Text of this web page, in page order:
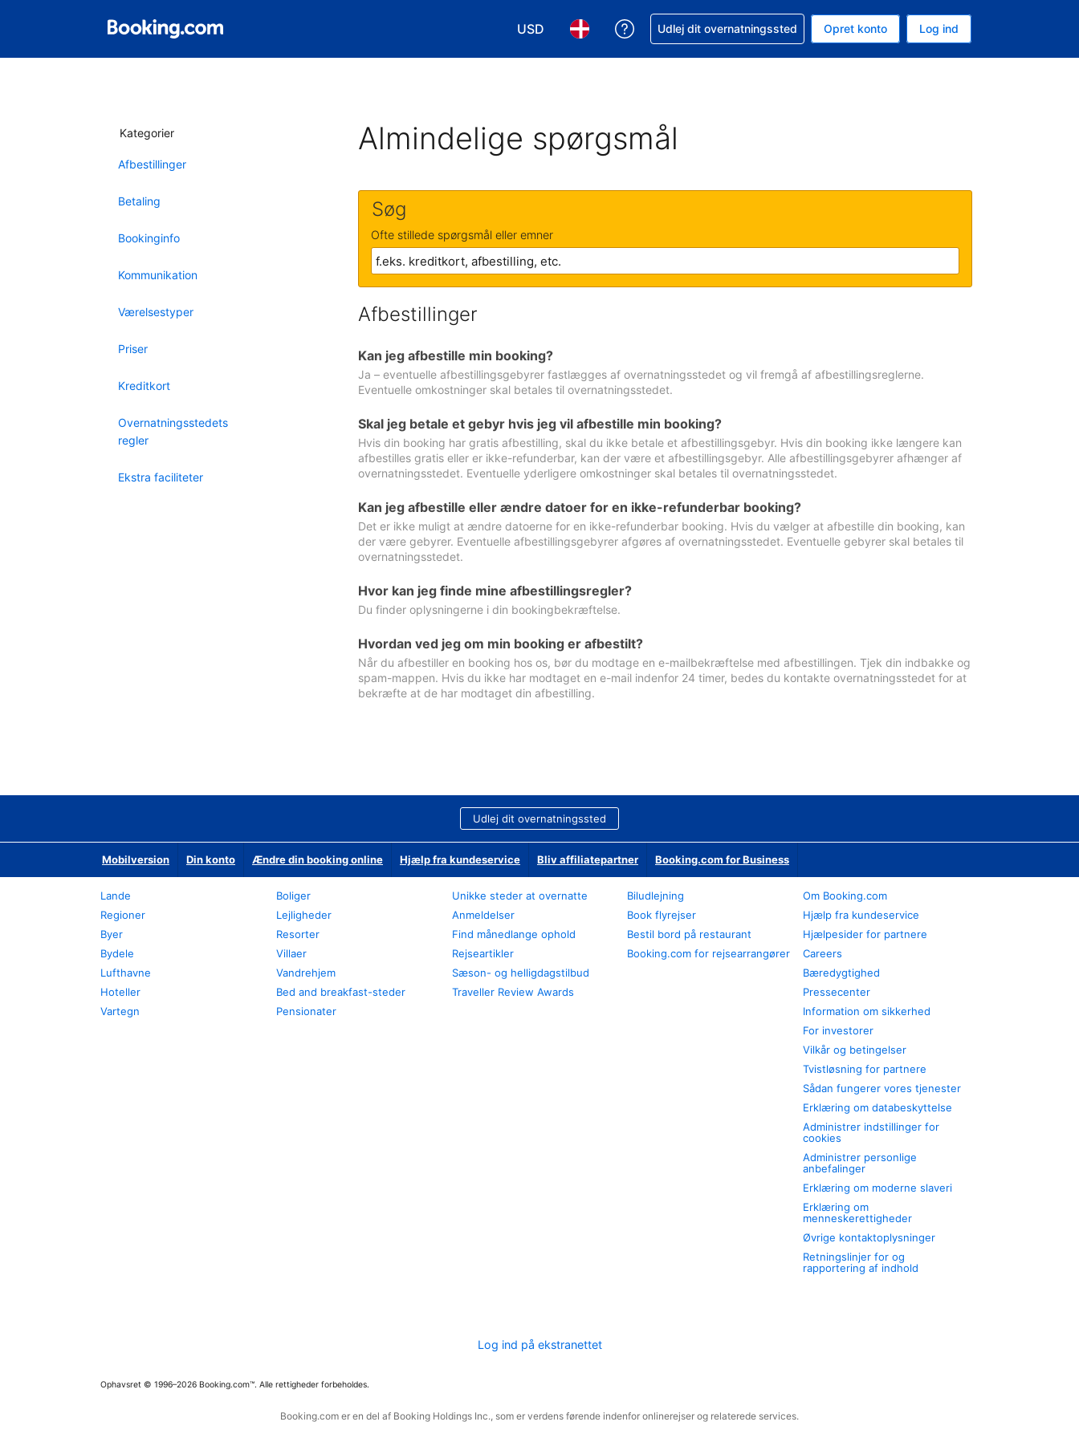
USD
Vælg valuta. Din nuværende valuta er Amerikanske dollar
Vælg sprog. Dit nuværende sprog er Dansk
Få hjælp til en booking
Udlej dit overnatningssted Opret konto Log ind
Kategorier
Afbestillinger
Betaling
Bookinginfo
Kommunikation
Værelsestyper
Priser
Kreditkort
Overnatningsstedets
regler
Ekstra faciliteter
Almindelige spørgsmål
Søg
Ofte stillede spørgsmål eller emner
Afbestillinger
Kan jeg afbestille min booking?
Ja – eventuelle afbestillingsgebyrer fastlægges af overnatningsstedet og vil fremgå af afbestillingsreglerne.
Eventuelle omkostninger skal betales til overnatningsstedet.
Skal jeg betale et gebyr hvis jeg vil afbestille min booking?
Hvis din booking har gratis afbestilling, skal du ikke betale et afbestillingsgebyr. Hvis din booking ikke længere kan
afbestilles gratis eller er ikke-refunderbar, kan der være et afbestillingsgebyr. Alle afbestillingsgebyrer afhænger af
overnatningsstedet. Eventuelle yderligere omkostninger skal betales til overnatningsstedet.
Kan jeg afbestille eller ændre datoer for en ikke-refunderbar booking?
Det er ikke muligt at ændre datoerne for en ikke-refunderbar booking. Hvis du vælger at afbestille din booking, kan
der være gebyrer. Eventuelle afbestillingsgebyrer afgøres af overnatningsstedet. Eventuelle gebyrer skal betales til
overnatningsstedet.
Hvor kan jeg finde mine afbestillingsregler?
Du finder oplysningerne i din bookingbekræftelse.
Hvordan ved jeg om min booking er afbestilt?
Når du afbestiller en booking hos os, bør du modtage en e-mailbekræftelse med afbestillingen. Tjek din indbakke og
spam-mappen. Hvis du ikke har modtaget en e-mail indenfor 24 timer, bedes du kontakte overnatningsstedet for at
bekræfte at de har modtaget din afbestilling.
Udlej dit overnatningssted
Mobilversion Din konto Ændre din booking online Hjælp fra kundeservice Bliv affiliatepartner Booking.com for Business
Lande
Regioner
Byer
Bydele
Lufthavne
Hoteller
Vartegn
Boliger
Lejligheder
Resorter
Villaer
Vandrehjem
Bed and breakfast-steder
Pensionater
Unikke steder at overnatte
Anmeldelser
Find månedlange ophold
Rejseartikler
Sæson- og helligdagstilbud
Traveller Review Awards
Biludlejning
Book flyrejser
Bestil bord på restaurant
Booking.com for rejsearrangører
Om Booking.com
Hjælp fra kundeservice
Hjælpesider for partnere
Careers
Bæredygtighed
Pressecenter
Information om sikkerhed
For investorer
Vilkår og betingelser
Tvistløsning for partnere
Sådan fungerer vores tjenester
Erklæring om databeskyttelse
Administrer indstillinger for
cookies
Administrer personlige
anbefalinger
Erklæring om moderne slaveri
Erklæring om
menneskerettigheder
Øvrige kontaktoplysninger
Retningslinjer for og
rapportering af indhold
Log ind på ekstranettet
Ophavsret © 1996–2026 Booking.com™. Alle rettigheder forbeholdes.
Booking.com er en del af Booking Holdings Inc., som er verdens førende indenfor onlinerejser og relaterede services.